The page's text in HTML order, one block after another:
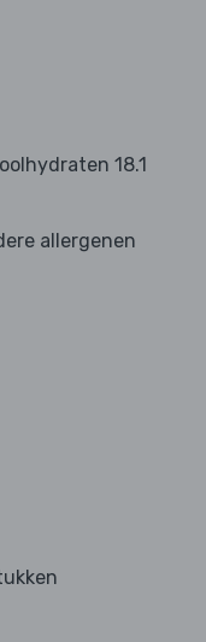
18.1
allergenen